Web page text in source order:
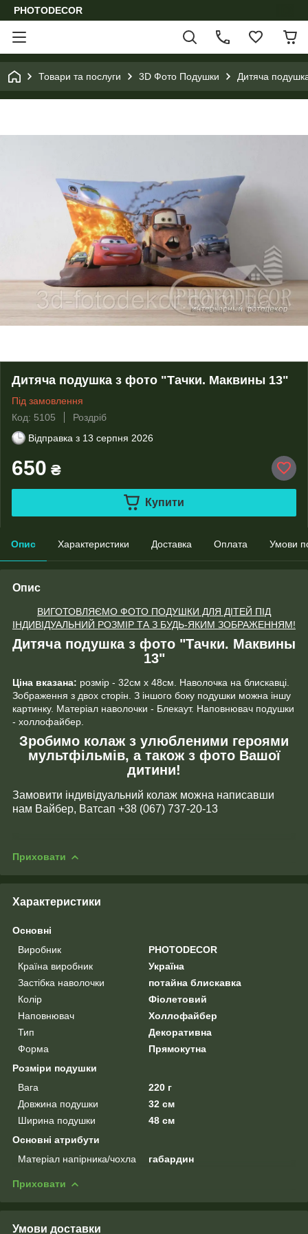
PHOTODECOR
Товари та послуги 3D Фото Подушки Дитяча
Дитяча подушка з фото "Тачки. Маквины 13"
Під замовлення
Код: 5105
Роздріб
Відправка з 13 серпня 2026
650 ₴
Купити
Опис Характеристики Доставка Оплата Умови
Опис
ВИГОТОВЛЯЄМО ФОТО ПОДУШКИ ДЛЯ ДІТЕЙ ПІД
ІНДИВІДУАЛЬНИЙ РОЗМІР ТА З БУДЬ-ЯКИМ ЗОБРАЖЕННЯМ!
Дитяча подушка з фото "Тачки. Маквины
13"
Ціна вказана: розмір - 32см х 48см. Наволочка на блискавці.
Зображення з двох сторін. З іншого боку подушки можна іншу
картинку. Матеріал наволочки - Блекаут. Наповнювач подушки
- холлофайбер.
Зробимо колаж з улюбленими героями
мультфільмів, а також з фото Вашої
дитини!
Замовити індивідуальний колаж можна написавши
нам Вайбер, Ватсап +38 (067) 737-20-13
Приховати
Характеристики
Основні
Виробник
PHOTODECOR
Країна виробник
Україна
Застібка наволочки
потайна блискавка
Колір
Фіолетовий
Наповнювач
Холлофайбер
Тип
Декоративна
Форма
Прямокутна
Розміри подушки
Вага
220 г
Довжина подушки
32 см
Ширина подушки
48 см
Основні атрибути
Матеріал напірника/чохла
габардин
Приховати
Умови доставки